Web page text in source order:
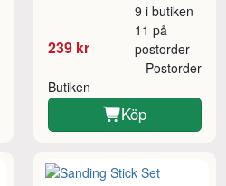
239 kr
9 i butiken
11 på
postorder
Butiken
Postorder
Köp